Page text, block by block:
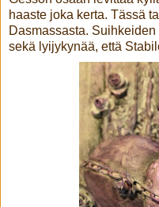
haaste joka kerta. Tässä
Dasmassasta.
sekä lyijykynää, että